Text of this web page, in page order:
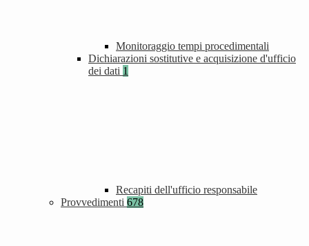
Monitoraggio tempi procedimentali
Dichiarazioni sostitutive e acquisizione d'ufficio
dei dati 1
Recapiti dell'ufficio responsabile
Provvedimenti 678